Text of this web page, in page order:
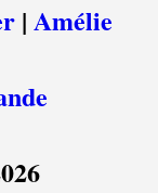
| Amélie